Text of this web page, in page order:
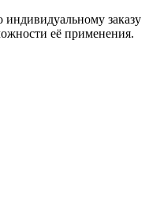
заказу
её применения.